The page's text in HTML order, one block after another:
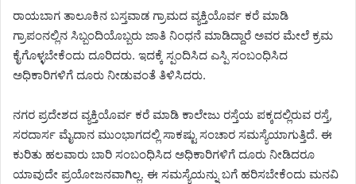
ರಾಯಬಾಗ ತಾಲೂಕಿನ ಬಸ್ತವಾಡ ಗ್ರಾಮದ ವ್ಯಕ್ತಿಯೊರ್ವ ಕರೆ ಮಾಡಿ
ಗ್ರಾಪಂನಲ್ಲಿನ ಸಿಬ್ಬಂದಿಯೊಬ್ಬರು ಜಾತಿ ನಿಂಧನೆ ಮಾಡಿದ್ದಾರೆ ಅವರ ಮೇಲೆ ಕ್ರಮ
ಕೈಗೊಳ್ಳಬೇಕೆಂದು ದೂರಿದರು. ಇದಕ್ಕೆ ಸ್ಪಂದಿಸಿದ ಎಸ್ಪಿ ಸಂಬಂಧಿಸಿದ
ಅಧಿಕಾರಿಗಳಿಗೆ ದೂರು ನೀಡುವಂತೆ ತಿಳಿಸಿದರು.
ನಗರ ಪ್ರದೇಶದ ವ್ಯಕ್ತಿಯೊರ್ವ ಕರೆ ಮಾಡಿ ಕಾಲೇಜು ರಸ್ತೆಯ ಪಕ್ಕದಲ್ಲಿರುವ ರಸ್ತೆ,
ಸರದಾರ್ಸ ಮೈದಾನ ಮುಂಭಾಗದಲ್ಲಿ ಸಾಕಷ್ಟು ಸಂಚಾರ ಸಮಸ್ಯೆಯಾಗುತ್ತಿದೆ. ಈ
ಕುರಿತು ಹಲವಾರು ಬಾರಿ ಸಂಬಂಧಿಸಿದ ಅಧಿಕಾರಿಗಳಿಗೆ ದೂರು ನೀಡಿದರೂ
ಯಾವುದೇ ಪ್ರಯೋಜನವಾಗಿಲ್ಲ. ಈ ಸಮಸ್ಯೆಯನ್ನು ಬಗೆ ಹರಿಸಬೇಕೆಂದು ಮನವಿ